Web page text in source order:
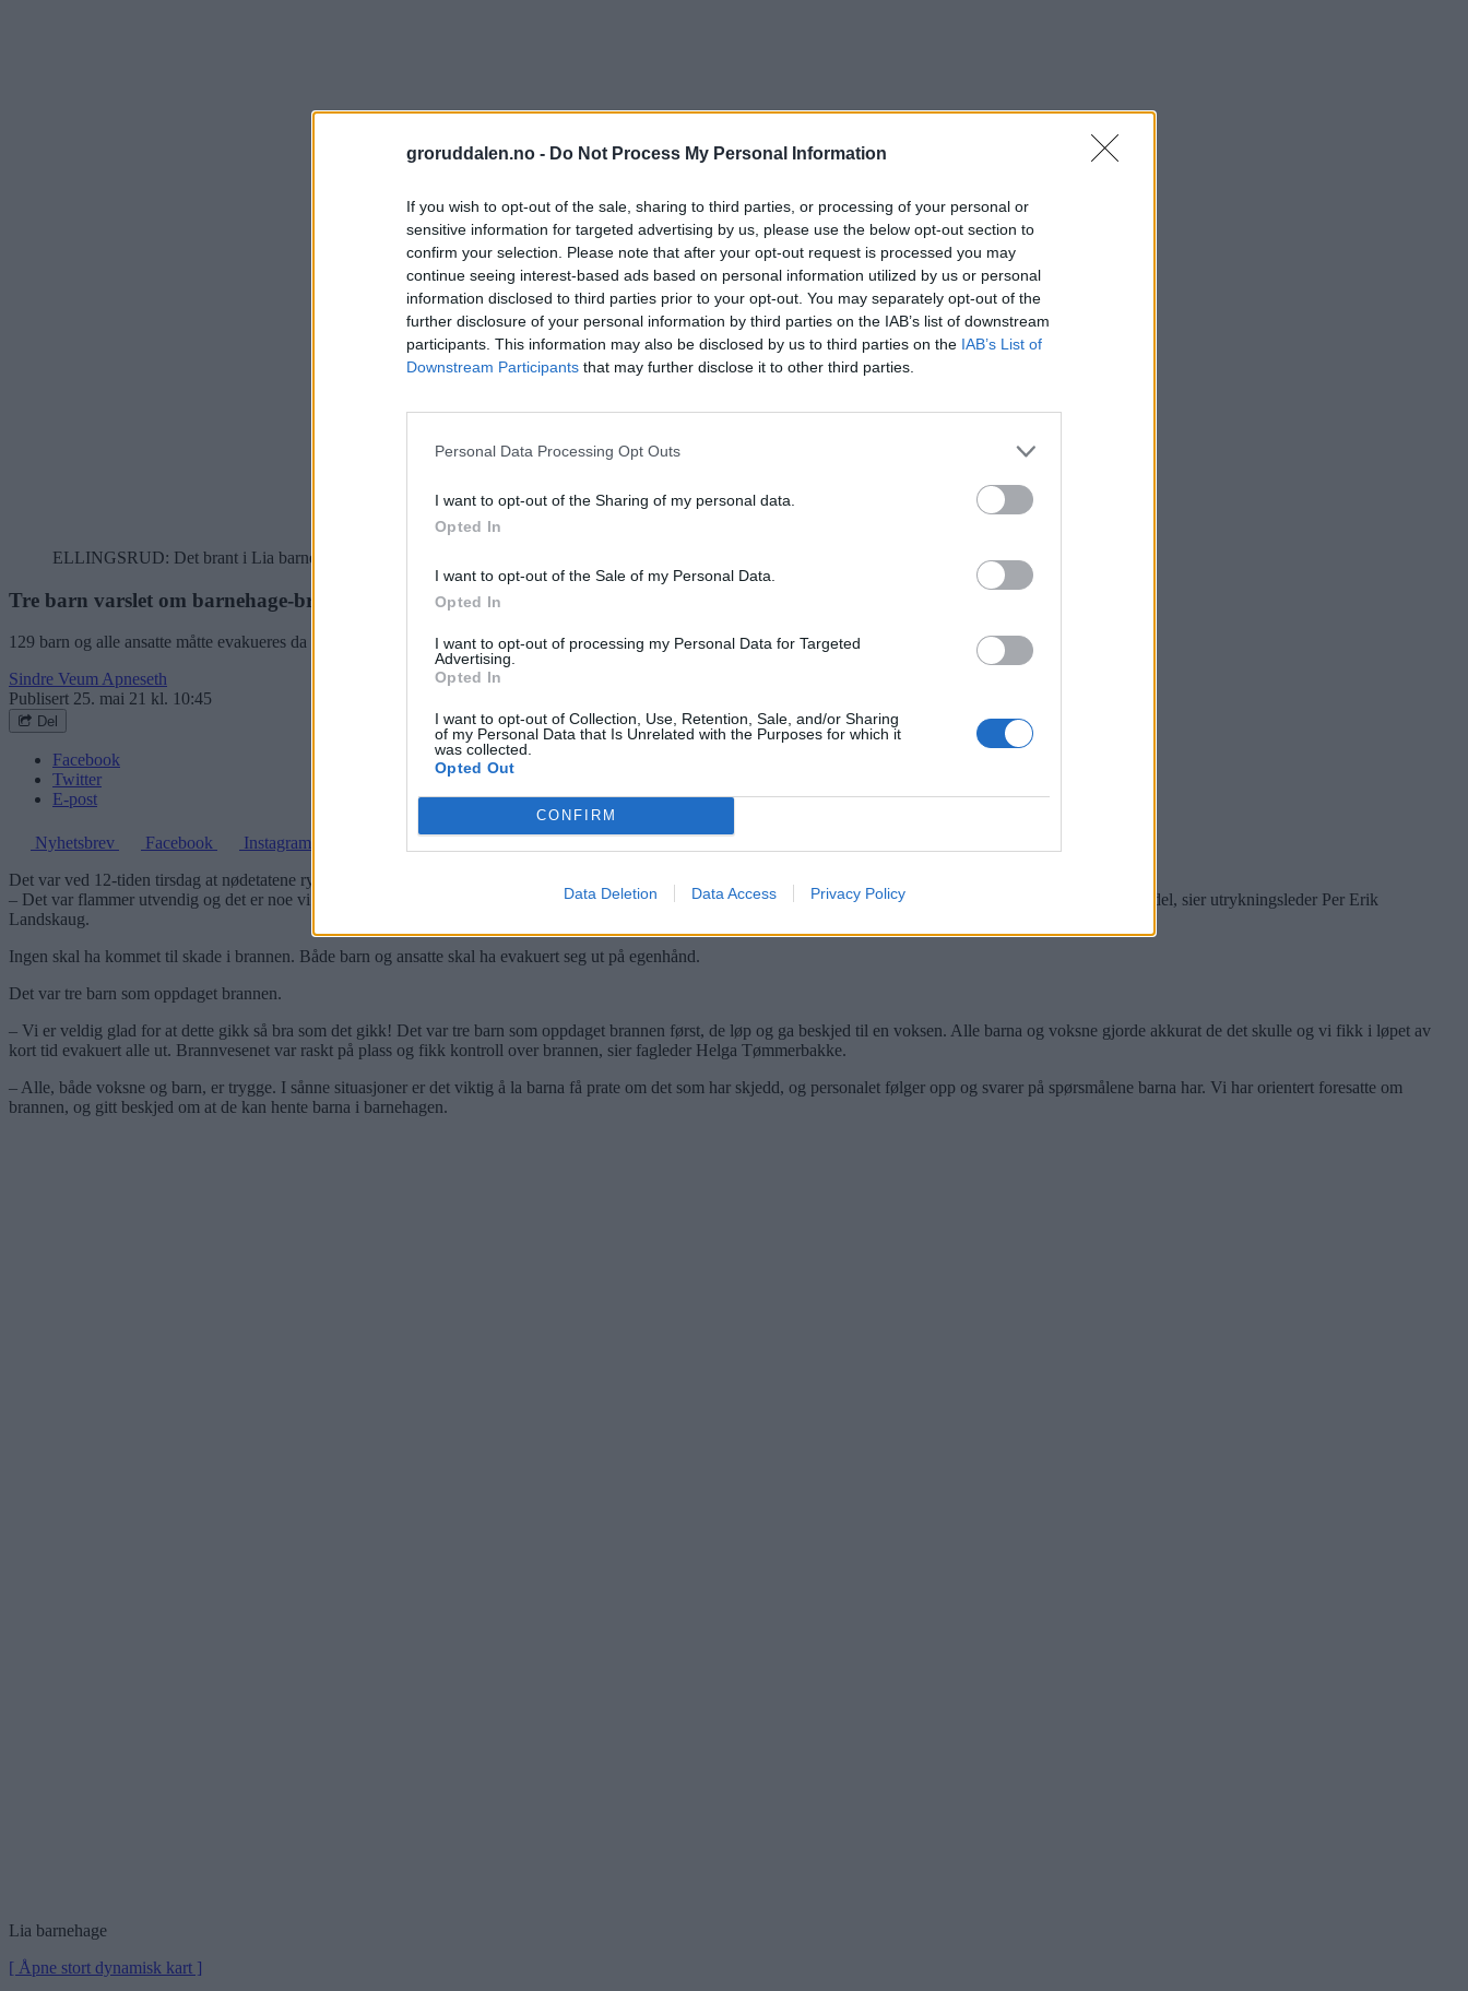
groruddalen.no - Do Not Process My Personal Information
If you wish to opt-out of the sale, sharing to third parties, or processing of your personal or
sensitive information for targeted advertising by us, please use the below opt-out section to
confirm your selection. Please note that after your opt-out request is processed you may
continue seeing interest-based ads based on personal information utilized by us or personal
information disclosed to third parties prior to your opt-out. You may separately opt-out of the
further disclosure of your personal information by third parties on the IAB’s list of downstream
participants. This information may also be disclosed by us to third parties on the IAB’s List of
Downstream Participants that may further disclose it to other third parties.
Personal Data Processing Opt Outs
I want to opt-out of the Sharing of my personal data.
Opted In
I want to opt-out of the Sale of my Personal Data.
Opted In
I want to opt-out of processing my Personal Data for Targeted
Advertising.
Opted In
I want to opt-out of Collection, Use, Retention, Sale, and/or Sharing
of my Personal Data that Is Unrelated with the Purposes for which it
was collected.
Opted Out
CONFIRM
Data Deletion Data Access Privacy Policy
ELLINGSRUD: Det brant i Lia barnehage tirsdag formiddag. Ingen kom til skade i brannen. Foto:
Tre barn varslet om barnehage-brannen på Ellingsrud
129 barn og alle ansatte måtte evakueres da det brant i Lia barnehage på Ellingsrud tirsdag formiddag.
Sindre Veum Apneseth
Publisert 25. mai 21 kl. 10:45
Del
Facebook
Twitter
E-post
Nyhetsbrev Facebook
Instagram
Det var ved 12-tiden tirsdag at nødetatene rykket ut til melding om brann i barnehagen. Brannvesenet mistenker at brannen har oppstått i et elektrisk anlegg i en vegg.
– Det var flammer utvendig og det er noe vi alltid er urolig for med tanke på spredning. Det vi gjør nå er å skjære opp veggen og påføre veggen, innvendig, slukkemiddel, sier utrykningsleder Per Erik
Landskaug.
Ingen skal ha kommet til skade i brannen. Både barn og ansatte skal ha evakuert seg ut på egenhånd.
Det var tre barn som oppdaget brannen.
– Vi er veldig glad for at dette gikk så bra som det gikk! Det var tre barn som oppdaget brannen først, de løp og ga beskjed til en voksen. Alle barna og voksne gjorde akkurat de det skulle og vi fikk i løpet av
kort tid evakuert alle ut. Brannvesenet var raskt på plass og fikk kontroll over brannen, sier fagleder Helga Tømmerbakke.
– Alle, både voksne og barn, er trygge. I sånne situasjoner er det viktig å la barna få prate om det som har skjedd, og personalet følger opp og svarer på spørsmålene barna har. Vi har orientert foresatte om
brannen, og gitt beskjed om at de kan hente barna i barnehagen.
Lia barnehage
[ Åpne stort dynamisk kart ]